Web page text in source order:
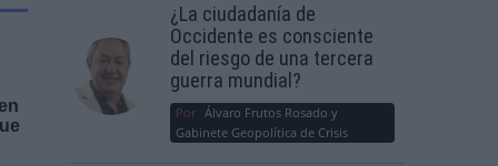
¿La ciudadanía de
Occidente es consciente
del riesgo de una tercera
guerra mundial?
Por Álvaro Frutos Rosado y
Gabinete Geopolítica de Crisis